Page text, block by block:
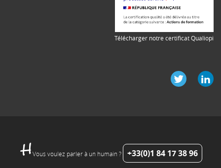
Télécharger notre certificat Qualiopi
Vous voulez parler à un humain ? +33(0)1 84 17 38 96